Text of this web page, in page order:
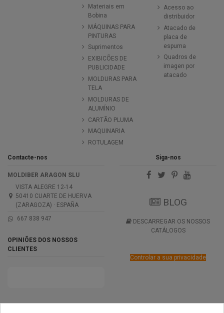
Materiais em
Bobina
MÁQUINAS PARA
PINTURAS
Suprimentos
EXIBICÕES DE
PUBLICIDADE
MOLDURAS PARA
TELA
MOLDURAS DE
ALUMÍNIO
CARTÃO PLUMA
MAQUINARIA
ROTULAGEM
Acesso ao
distribuidor
Atacado de
placa de
espuma
Quadros de
imagen por
atacado
Contacte-nos
MOLDIBER ARAGON SLU
VISTA ALEGRE 12-14
50410 CUARTE DE HUERVA
(ZARAGOZA) · ESPAÑA
667 838 947
OPINIÕES DOS NOSSOS
CLIENTES
Siga-nos
BLOG
DESCARREGAR OS NOSSOS
CATÁLOGOS
Controlar a sua privacidade